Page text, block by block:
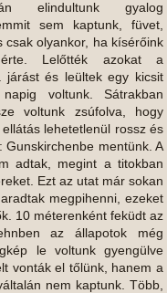
elindultunk gyalog
sem kaptunk, füvet,
csak olyankor, ha kísérőink
Lelőtték azokat a
járást és leültek egy kicsit
voltunk. Sátrakban
voltunk zsúfolva, hogy
lehetetlenül rossz és
Gunskirchenbe mentünk. A
adtak, megint a titokban
Ezt az utat már sokan
megpihenni, ezeket
10 méterenként feküdt az
az állapotok még
le voltunk gyengülve
vonták el tőlünk, hanem a
nem kaptunk. Több,